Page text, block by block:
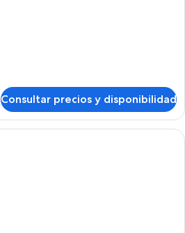
Consultar precios y disponibilidad